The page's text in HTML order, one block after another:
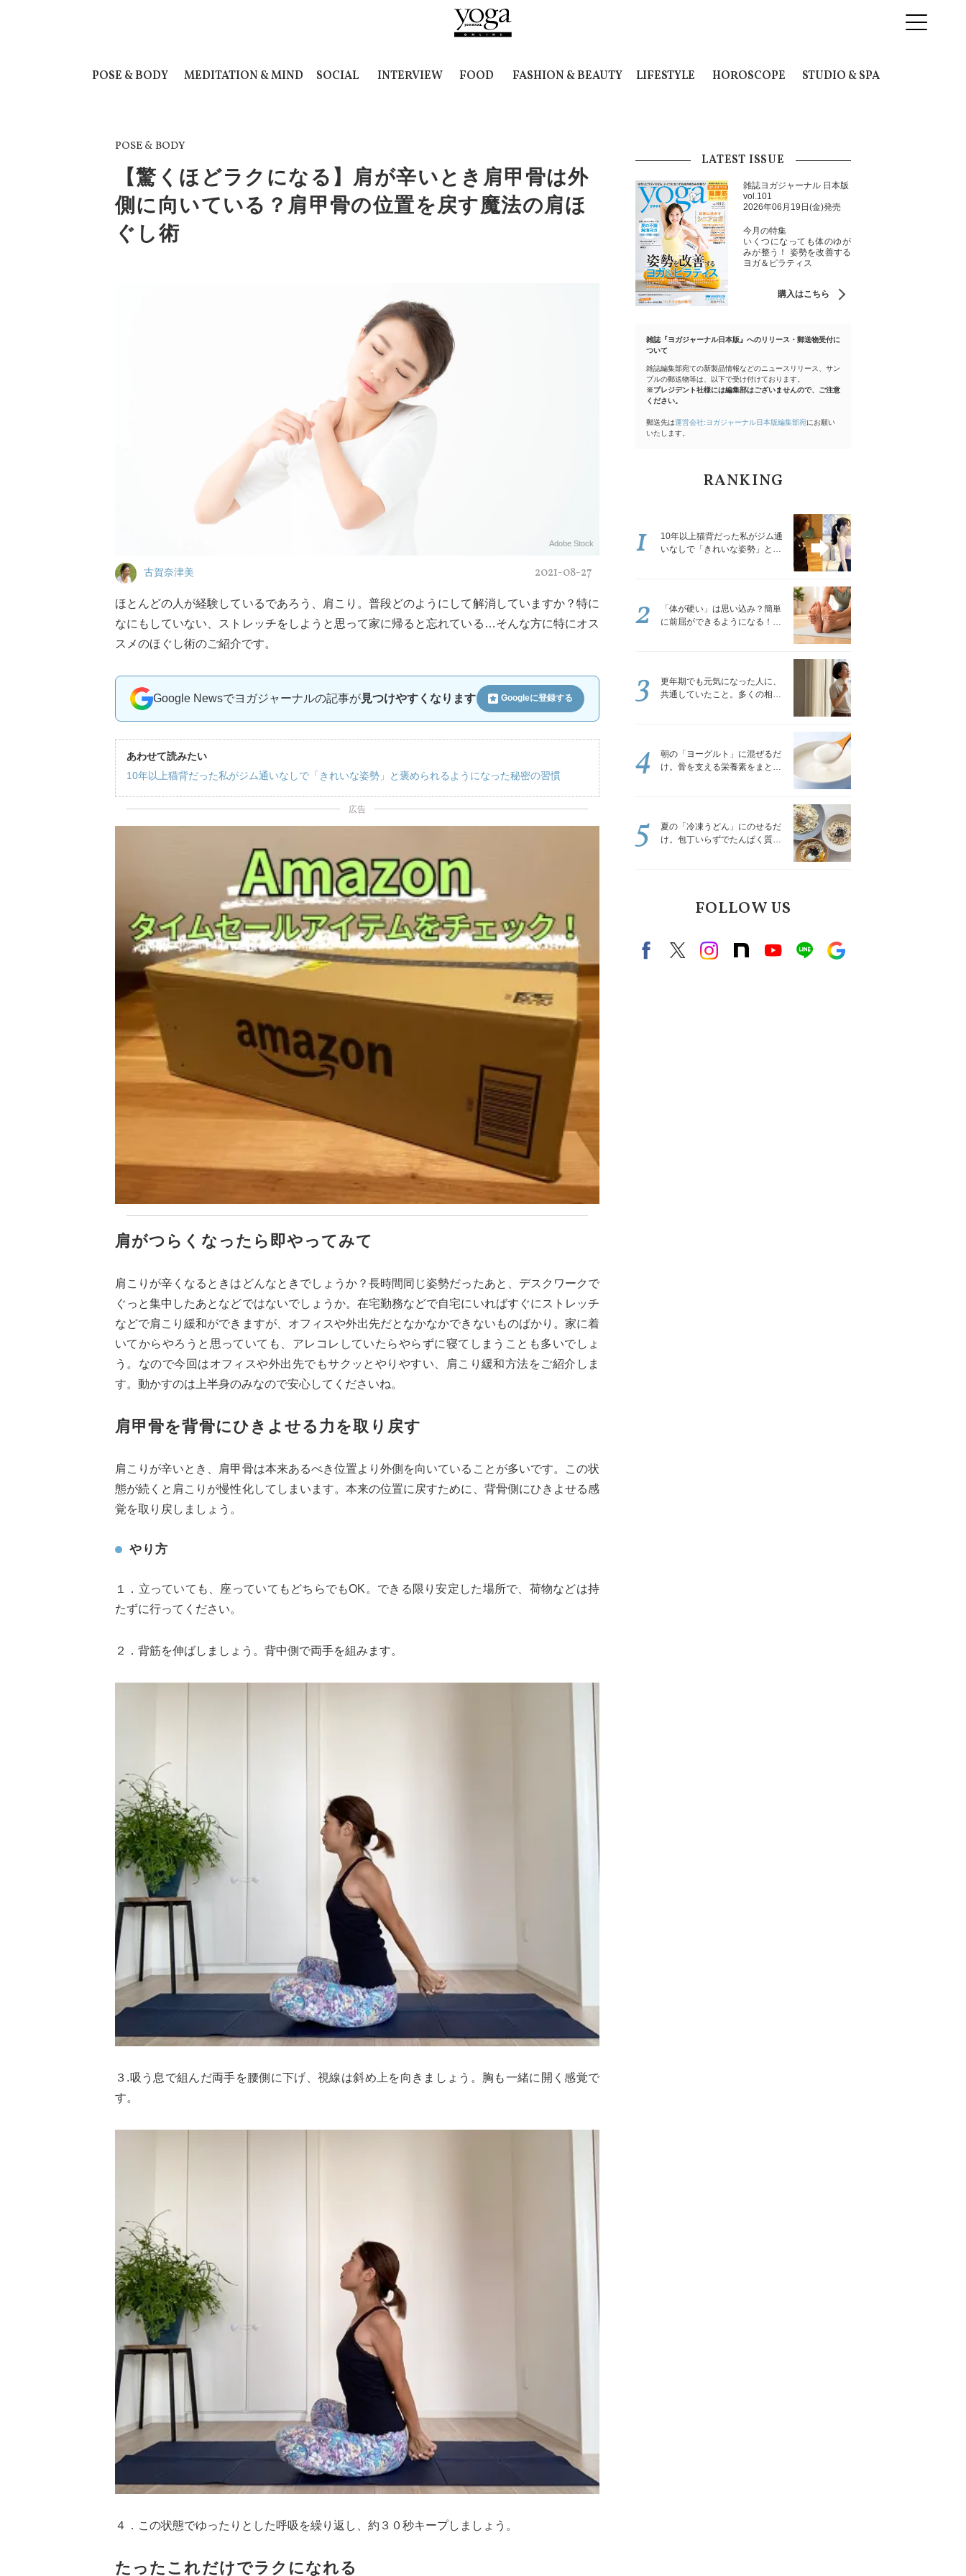
POSE & BODY MEDITATION & MIND SOCIAL INTERVIEW FOOD FASHION & BEAUTY LIFESTYLE HOROSCOPE STUDIO & SPA
POSE & BODY
【驚くほどラクになる】肩が辛いとき肩甲骨は外
側に向いている？肩甲骨の位置を戻す魔法の肩ほ
ぐし術
Adobe Stock
古賀奈津美 2021-08-27
ほとんどの人が経験しているであろう、肩こり。普段どのようにして解消していますか？特に
なにもしていない、ストレッチをしようと思って家に帰ると忘れている…そんな方に特にオス
スメのほぐし術のご紹介です。
Google Newsでヨガジャーナルの記事が見つけやすくなります Googleに登録する
あわせて読みたい
10年以上猫背だった私がジム通いなしで「きれいな姿勢」と褒められるようになった秘密の習慣
広告
肩がつらくなったら即やってみて
肩こりが辛くなるときはどんなときでしょうか？長時間同じ姿勢だったあと、デスクワークで
ぐっと集中したあとなどではないでしょうか。在宅勤務などで自宅にいればすぐにストレッチ
などで肩こり緩和ができますが、オフィスや外出先だとなかなかできないものばかり。家に着
いてからやろうと思っていても、アレコレしていたらやらずに寝てしまうことも多いでしょ
う。なので今回はオフィスや外出先でもサクッとやりやすい、肩こり緩和方法をご紹介しま
す。動かすのは上半身のみなので安心してくださいね。
肩甲骨を背骨にひきよせる力を取り戻す
肩こりが辛いとき、肩甲骨は本来あるべき位置より外側を向いていることが多いです。この状
態が続くと肩こりが慢性化してしまいます。本来の位置に戻すために、背骨側にひきよせる感
覚を取り戻しましょう。
やり方
１．立っていても、座っていてもどちらでもOK。できる限り安定した場所で、荷物などは持
たずに行ってください。
２．背筋を伸ばしましょう。背中側で両手を組みます。
３.吸う息で組んだ両手を腰側に下げ、視線は斜め上を向きましょう。胸も一緒に開く感覚で
す。
４．この状態でゆったりとした呼吸を繰り返し、約３０秒キープしましょう。
たったこれだけでラクになれる
LATEST ISSUE
雑誌ヨガジャーナル 日本版
vol.101
2026年06月19日(金)発売
今月の特集
いくつになっても体のゆが
みが整う！ 姿勢を改善する
ヨガ＆ピラティス
購入はこちら
雑誌『ヨガジャーナル日本版』へのリリース・郵送物受付に
ついて
雑誌編集部宛ての新製品情報などのニュースリリース、サン
プルの郵送物等は、以下で受け付けております。
※プレジデント社様には編集部はございませんので、ご注意
ください。
郵送先は運営会社:ヨガジャーナル日本版編集部宛にお願い
いたします。
RANKING
10年以上猫背だった私がジム通
いなしで「きれいな姿勢」と褒
1
「体が硬い」は思い込み？簡単
に前屈ができるようになる！腿
2
更年期でも元気になった人に、
共通していたこと。多くの相談
3
朝の「ヨーグルト」に混ぜるだ
け。骨を支える栄養素をまとめ
4
夏の「冷凍うどん」にのせるだ
け。包丁いらずでたんぱく質を
5
FOLLOW US
FacebookX（旧twitter）
instagram
note Youtubeline